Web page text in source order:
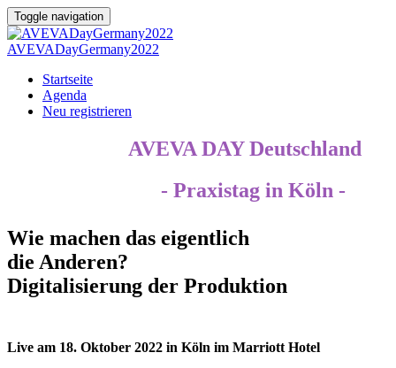
Toggle navigation
AVEVADayGermany2022
Startseite
Agenda
Neu registrieren
AVEVA DAY Deutschland
- Praxistag in Köln -
Wie machen das eigentlich
die Anderen?
Digitalisierung der Produktion
Live am 18. Oktober 2022 in Köln im Marriott Hotel